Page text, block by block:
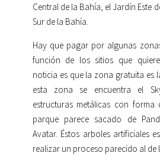
Central de la Bahía, el Jardín Este
Sur de la Bahía.
Hay que pagar por algunas
función de los sitios que
noticia es que la zona gratuita es
esta zona se encuentra el
estructuras metálicas con forma
parque parece sacado de
Avatar. Éstos arboles artificiales
realizar un proceso parecido al de